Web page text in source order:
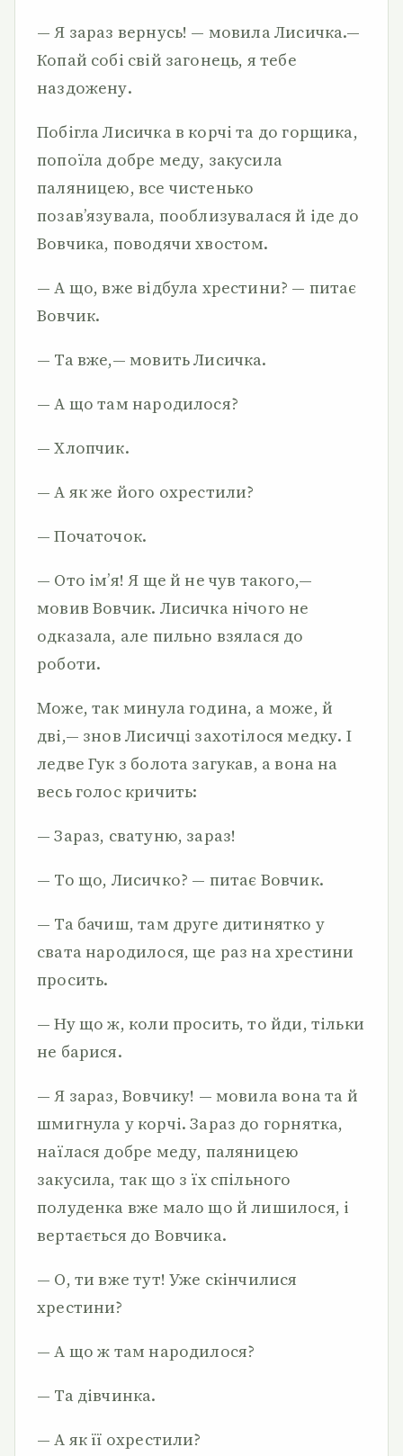
— Я зараз вернусь! — мовила Лисичка.—
Копай собі свій загонець, я тебе
наздожену.
Побігла Лисичка в корчі та до горщика,
попоїла добре меду, закусила
паляницею, все чистенько
позав’язувала, пооблизувалася й іде до
Вовчика, поводячи хвостом.
— А що, вже відбула хрестини? — питає
Вовчик.
— Та вже,— мовить Лисичка.
— А що там народилося?
— Хлопчик.
— А як же його охрестили?
— Початочок.
— Ото ім’я! Я ще й не чув такого,—
мовив Вовчик. Лисичка нічого не
одказала, але пильно взялася до
роботи.
Може, так минула година, а може, й
дві,— знов Лисичці захотілося медку. І
ледве Гук з болота загукав, а вона на
весь голос кричить:
— Зараз, сватуню, зараз!
— То що, Лисичко? — питає Вовчик.
— Та бачиш, там друге дитинятко у
свата народилося, ще раз на хрестини
просить.
— Ну що ж, коли просить, то йди, тільки
не барися.
— Я зараз, Вовчику! — мовила вона та й
шмигнула у корчі. Зараз до горнятка,
наїлася добре меду, паляницею
закусила, так що з їх спільного
полуденка вже мало що й лишилося, і
вертається до Вовчика.
— О, ти вже тут! Уже скінчилися
хрестини?
— А що ж там народилося?
— Та дівчинка.
— А як її охрестили?